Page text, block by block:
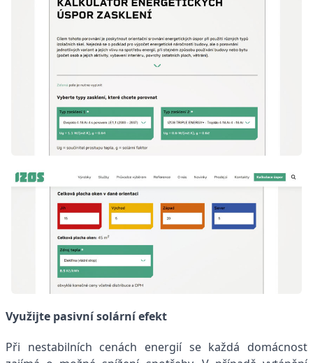
Využijte pasivní solární efekt
Při nestabilních cenách energií se každá domácnost